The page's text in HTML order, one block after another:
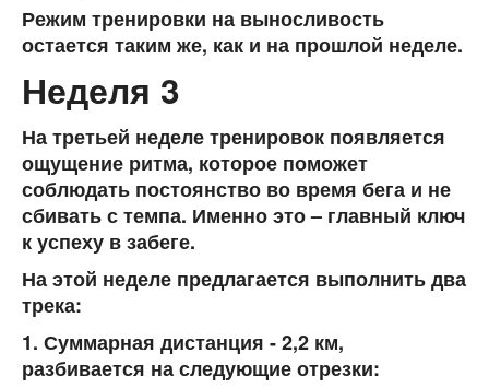
Режим тренировки на выносливость
остается таким же, как и на прошлой неделе.
Неделя 3
На третьей неделе тренировок появляется
ощущение ритма, которое поможет
соблюдать постоянство во время бега и не
сбивать с темпа. Именно это – главный ключ
к успеху в забеге.
На этой неделе предлагается выполнить два
трека:
1. Суммарная дистанция - 2,2 км,
разбивается на следующие отрезки: